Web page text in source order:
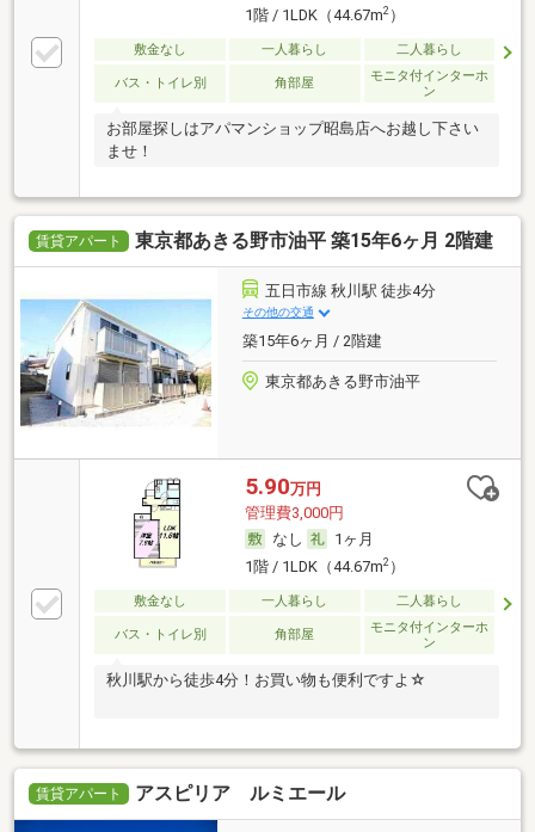
1階 / 1LDK（44.67m2）
敷金なし 一人暮らし 二人暮らし
バス・トイレ別 角部屋
モニタ付インターホ
ン
お部屋探しはアパマンショップ昭島店へお越し下さい
ませ！
賃貸アパート 東京都あきる野市油平 築15年6ヶ月 2階建
五日市線 秋川駅 徒歩4分
その他の交通
築15年6ヶ月 / 2階建
東京都あきる野市油平
5.90万円
管理費3,000円
なし
1ヶ月
1階 / 1LDK（44.67m2）
敷金なし 一人暮らし 二人暮らし
バス・トイレ別 角部屋
モニタ付インターホ
ン
秋川駅から徒歩4分！お買い物も便利ですよ☆
賃貸アパート アスピリア ルミエール